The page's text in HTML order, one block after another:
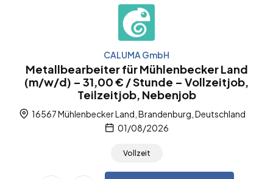
CALUMA GmbH
Metallbearbeiter für Mühlenbecker Land
(m/w/d) – 31,00 € / Stunde – Vollzeitjob,
Teilzeitjob, Nebenjob
16567 Mühlenbecker Land, Brandenburg, Deutschland
01/08/2026
Vollzeit